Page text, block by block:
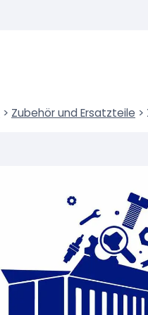
> Zubehör und Ersatzteile >